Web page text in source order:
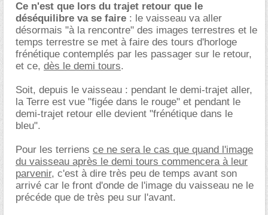
Ce n'est que lors du trajet retour que le
déséquilibre va se faire : le vaisseau va aller
désormais "à la rencontre" des images terrestres et le
temps terrestre se met à faire des tours d'horloge
frénétique contemplés par les passager sur le retour,
et ce, dès le demi tours.
Soit, depuis le vaisseau : pendant le demi-trajet aller,
la Terre est vue "figée dans le rouge" et pendant le
demi-trajet retour elle devient "frénétique dans le
bleu".
Pour les terriens ce ne sera le cas que quand l'image
du vaisseau après le demi tours commencera à leur
parvenir, c'est à dire très peu de temps avant son
arrivé car le front d'onde de l'image du vaisseau ne le
précéde que de très peu sur l'avant.